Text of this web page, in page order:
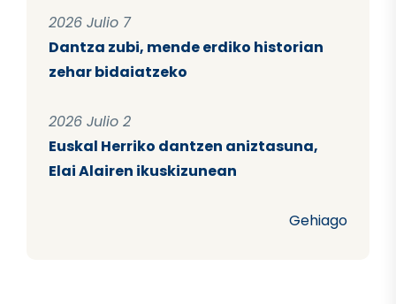
2026 Julio 7
Dantza zubi, mende erdiko historian
zehar bidaiatzeko
2026 Julio 2
Euskal Herriko dantzen aniztasuna,
Elai Alairen ikuskizunean
Gehiago